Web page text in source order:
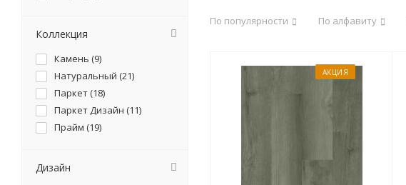
По популярности По алфавиту
АКЦИЯ
Коллекция
Камень (9)
Натуральный (21)
Паркет (18)
Паркет Дизайн (11)
Прайм (19)
Дизайн